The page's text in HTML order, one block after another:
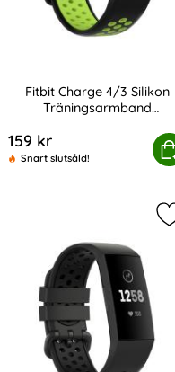
Fitbit Charge 4/3 Silikon
Träningsarmband
159 kr
Snart slutsåld!
4/3 Silikon